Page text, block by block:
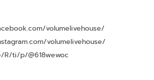
volumelivehouse/
volumelivehouse/
R/ti/p/@618wewoc